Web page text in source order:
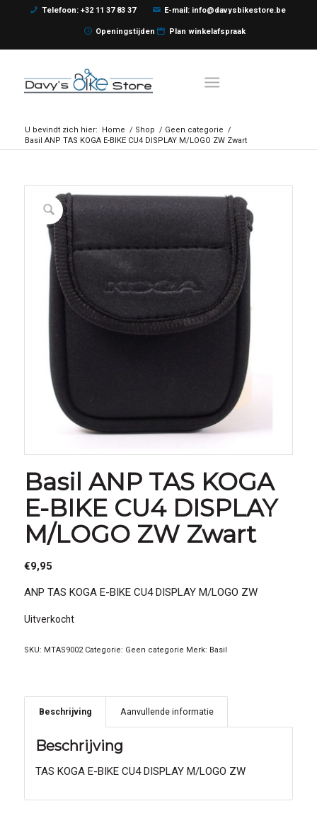
Telefoon: +32 11 37 83 37 E-mail: info@davysbikestore.be
Openingstijden Plan winkelafspraak
U bevindt zich hier: Home / Shop / Geen categorie /
Basil ANP TAS KOGA E-BIKE CU4 DISPLAY M/LOGO ZW Zwart
Basil ANP TAS KOGA
E-BIKE CU4 DISPLAY
M/LOGO ZW Zwart
€9,95
ANP TAS KOGA E-BIKE CU4 DISPLAY M/LOGO ZW
Uitverkocht
SKU: MTAS9002 Categorie: Geen categorie Merk: Basil
Beschrijving Aanvullende informatie
Beschrijving
TAS KOGA E-BIKE CU4 DISPLAY M/LOGO ZW